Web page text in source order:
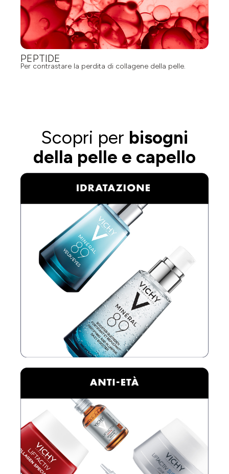
PEPTIDE
Per contrastare la perdita di collagene della pelle.
Scopri per bisogni
della pelle e capello